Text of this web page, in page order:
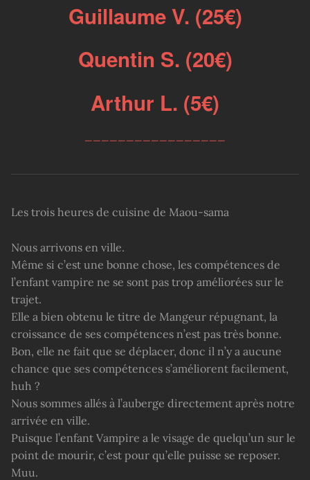
Guillaume V. (25€)
Quentin S. (20€)
Arthur L. (5€)
Les trois heures de cuisine de Maou-sama
Nous arrivons en ville.
Même si c’est une bonne chose, les compétences de
l’enfant vampire ne se sont pas trop améliorées sur le
trajet.
Elle a bien obtenu le titre de Mangeur répugnant, la
croissance de ses compétences n’est pas très bonne.
Bon, elle ne fait que se déplacer, donc il n’y a aucune
chance que ses compétences s’améliorent facilement,
huh ?
Nous sommes allés à l’auberge directement après notre
arrivée en ville.
Puisque l’enfant Vampire a le visage de quelqu’un sur le
point de mourir, c’est pour qu’elle puisse se reposer.
Muu.